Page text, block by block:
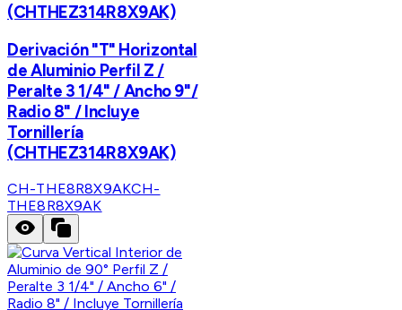
(CHTHEZ314R8X9AK)
Derivación "T" Horizontal
de Aluminio Perfil Z /
Peralte 3 1/4" / Ancho 9"/
Radio 8" / Incluye
Tornillería
(CHTHEZ314R8X9AK)
CH-THE8R8X9AKCH-
THE8R8X9AK